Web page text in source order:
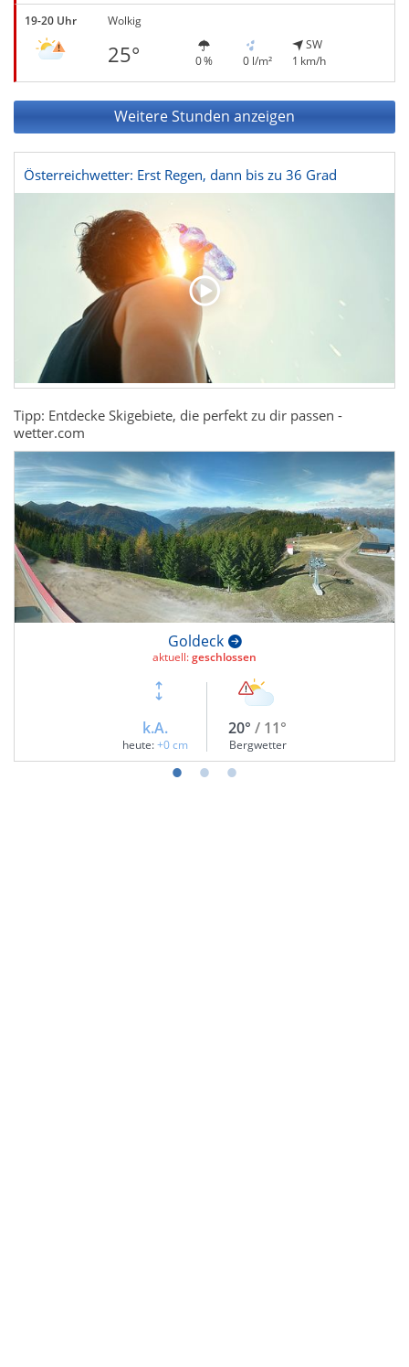
19-20 Uhr Wolkig
25° 0 % 0 l/m²
SW
1 km/h
Weitere Stunden anzeigen
Österreichwetter: Erst Regen, dann bis zu 36 Grad
Tipp: Entdecke Skigebiete, die perfekt zu dir passen -
wetter.com
Goldeck
aktuell:geschlossen
k.A.
heute:+0 cm
20° / 11°
Bergwetter